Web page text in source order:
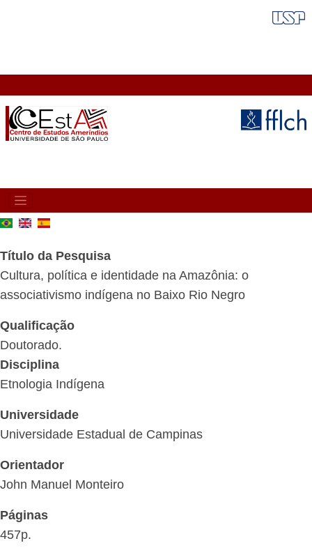
MAIN
NAVIGATION
Título da Pesquisa
Cultura, política e identidade na Amazônia: o
associativismo indígena no Baixo Rio Negro
Qualificação
Doutorado.
Disciplina
Etnologia Indígena
Universidade
Universidade Estadual de Campinas
Orientador
John Manuel Monteiro
Páginas
457p.